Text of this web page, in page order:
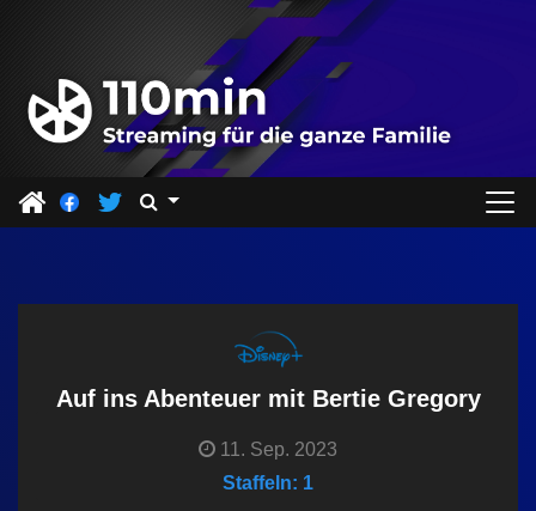
Auf ins Abenteuer mit Bertie Gregory
11. Sep. 2023
Staffeln: 1